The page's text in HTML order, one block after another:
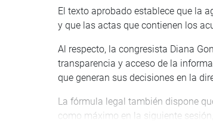
El texto aprobado establece que la
y que las actas que contienen los
Al respecto, la congresista Diana
transparencia y acceso de la
que generan sus decisiones en la
La fórmula legal también dispone
como máximo en la siguiente